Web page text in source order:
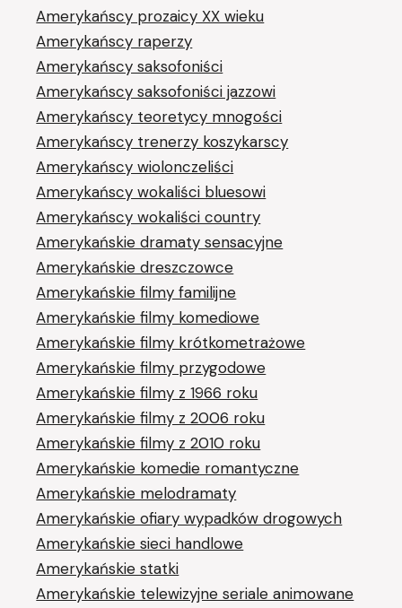
Amerykańscy prozaicy XX wieku
Amerykańscy raperzy
Amerykańscy saksofoniści
Amerykańscy saksofoniści jazzowi
Amerykańscy teoretycy mnogości
Amerykańscy trenerzy koszykarscy
Amerykańscy wiolonczeliści
Amerykańscy wokaliści bluesowi
Amerykańscy wokaliści country
Amerykańskie dramaty sensacyjne
Amerykańskie dreszczowce
Amerykańskie filmy familijne
Amerykańskie filmy komediowe
Amerykańskie filmy krótkometrażowe
Amerykańskie filmy przygodowe
Amerykańskie filmy z 1966 roku
Amerykańskie filmy z 2006 roku
Amerykańskie filmy z 2010 roku
Amerykańskie komedie romantyczne
Amerykańskie melodramaty
Amerykańskie ofiary wypadków drogowych
Amerykańskie sieci handlowe
Amerykańskie statki
Amerykańskie telewizyjne seriale animowane